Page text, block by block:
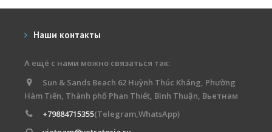
Обучение Wing Foil
Наши контакты
А ещё с нами можно связаться так:
Sun & Sands Beach 62 Huỳnh Thúc Kháng, Phường
Hàm Tiến, Thành phố Phan Thiết, Bình Thuận, Вьетнам
+79884715355(Telegram,WhatsApp)